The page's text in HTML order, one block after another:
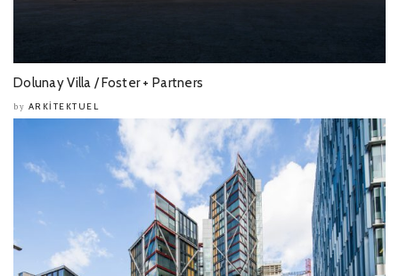
Dolunay Villa / Foster + Partners
by ARKITEKTUEL